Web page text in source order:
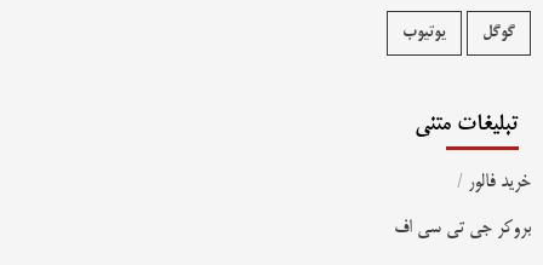
گوگل یوتیوب
تبلیغات متنی
خرید فالور /
بروکر جی تی سی اف